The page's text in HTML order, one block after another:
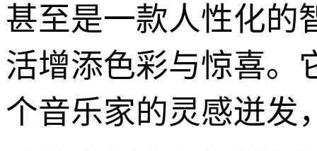
甚至是一款人性化的
活增添色彩与惊喜。
个音乐家的灵感迸发